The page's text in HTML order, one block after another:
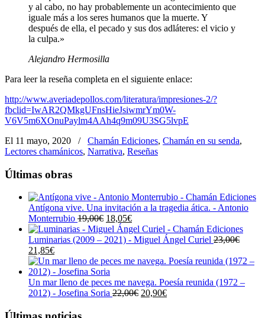
y al cabo, no hay probablemente un acontecimiento que
iguale más a los seres humanos que la muerte. Y
después de ella, el pecado y sus dos adláteres: el vicio y
la culpa.»
Alejandro Hermosilla
Para leer la reseña completa en el siguiente enlace:
http://www.averiadepollos.com/literatura/impresiones-2/?
fbclid=IwAR2QMkgUFnsHieJsiwmrYm0W-
V6V5m6XOnuPaylm4AAh4q9m09U3SG5lvpE
El 11 mayo, 2020
/ Chamán Ediciones, Chamán en su senda,
Lectores chamánicos, Narrativa, Reseñas
Últimas obras
Antígona vive. Una invitación a la tragedia ática. - Antonio
Monterrubio 19,00€ El
precio
original
19,00€.
18,05€El
precio
actual
18,05€.
Luminarias (2009 – 2021) - Miguel Ángel Curiel 23,00€
El
precio
original
era:
23,00€.
21,85€El
precio
actual
es:
21,85€.
Un mar lleno de peces me navega. Poesía reunida (1972 –
2012) - Josefina Soria 22,00€ El
20,90€El